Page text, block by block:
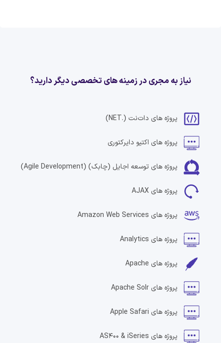
نیاز به مجری در زمینه های تخصصی دیگر دارید؟
پروژه های دات‌نت (.NET)
پروژه های اکتیو دایرکتوری
پروژه های توسعه اجایل (چابک) (Agile Development)
پروژه های AJAX
پروژه های Amazon Web Services
پروژه های Analytics
پروژه های Apache
پروژه های Apache Solr
پروژه های Apple Safari
پروژه های AS400 & iSeries